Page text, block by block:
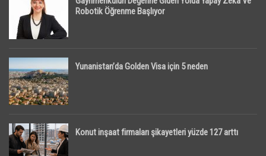
Robotik Öğrenme Başlıyor
Yunanistan’da Golden Visa için 5 neden
Konut inşaat firmaları şikayetleri yüzde 127 arttı